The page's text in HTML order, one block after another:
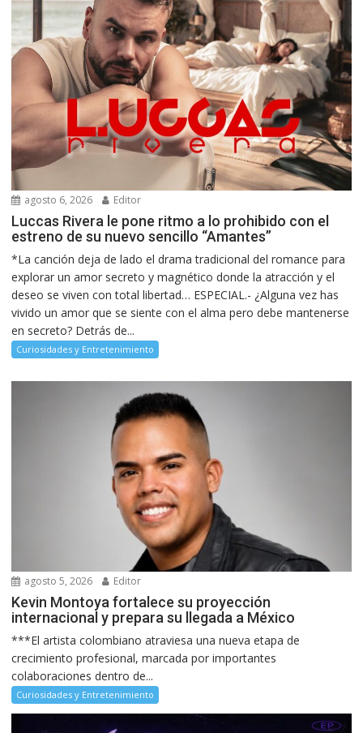
agosto 6, 2026 Editor
Luccas Rivera le pone ritmo a lo prohibido con el
estreno de su nuevo sencillo “Amantes”
*La canción deja de lado el drama tradicional del romance para
explorar un amor secreto y magnético donde la atracción y el
deseo se viven con total libertad… ESPECIAL.- ¿Alguna vez has
vivido un amor que se siente con el alma pero debe mantenerse
en secreto? Detrás de...
Curiosidades y Entretenimiento
agosto 5, 2026 Editor
Kevin Montoya fortalece su proyección
internacional y prepara su llegada a México
***El artista colombiano atraviesa una nueva etapa de
crecimiento profesional, marcada por importantes
colaboraciones dentro de...
Curiosidades y Entretenimiento